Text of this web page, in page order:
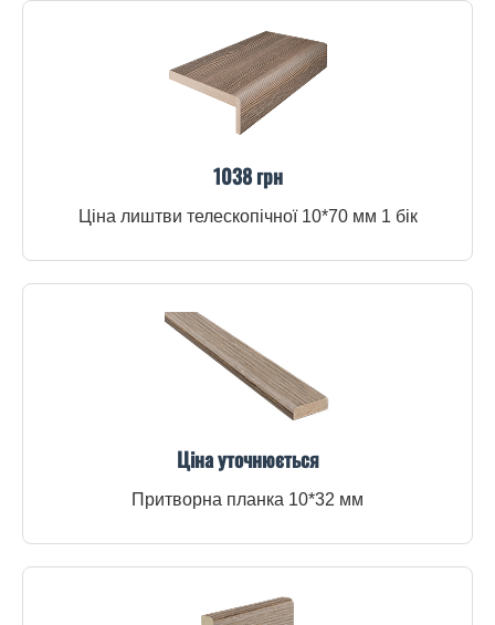
1038 грн
Ціна лиштви телескопічної 10*70 мм 1 бік
Ціна уточнюється
Притворна планка 10*32 мм